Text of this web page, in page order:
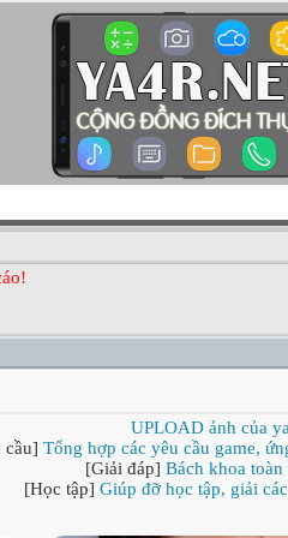
UPLOAD ảnh của
cầu] Tổng hợp các yêu cầu game,
[Giải đáp] Bách khoa toàn
[Học tập] Giúp đỡ học tập, giải